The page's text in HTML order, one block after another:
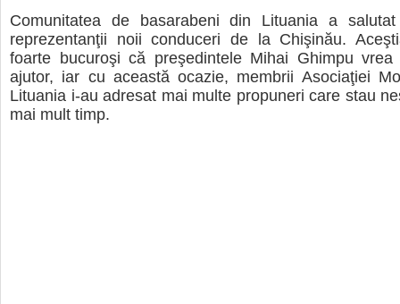
Comunitatea de basarabeni din Lituania a
reprezentanţii noii conduceri de la Chişinău.
foarte bucuroşi că preşedintele Mihai Ghimpu
ajutor, iar cu această ocazie, membrii Asociaţiei
Lituania i-au adresat mai multe propuneri care stau
mai mult timp.